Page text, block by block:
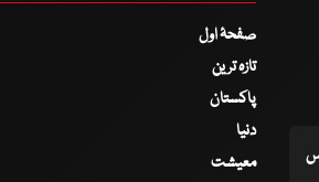
صفحۂ اول
تازہ ترین
پاکستان
دنیا
معیشت